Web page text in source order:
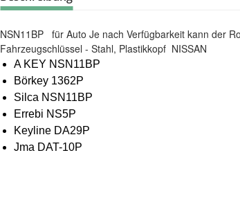
NSN11BP für Auto Je nach Verfügbarkeit kann der
Fahrzeugschlüssel - Stahl, Plastikkopf NISSAN
A KEY NSN11BP
Börkey 1362P
Silca NSN11BP
Errebi NS5P
Keyline DA29P
Jma DAT-10P